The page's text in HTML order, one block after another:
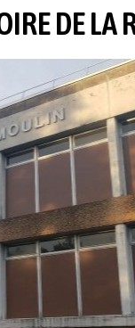
DE LA